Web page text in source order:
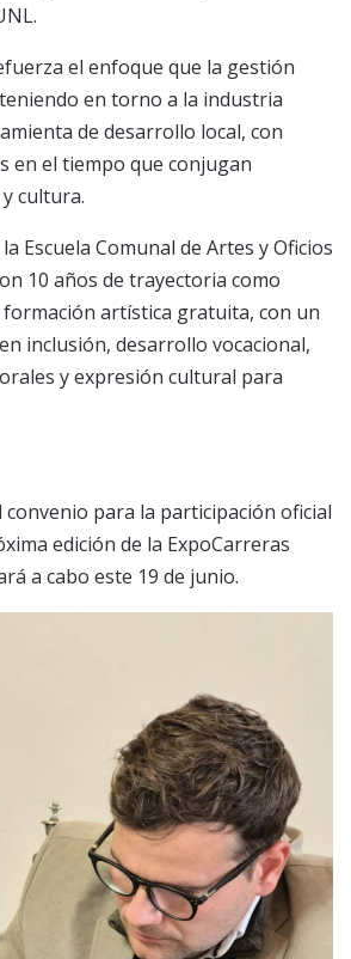
el enfoque que la gestión
en torno a la industria
de desarrollo local, con
en el tiempo que conjugan
cultura.
Escuela Comunal de Artes y Oficios
10 años de trayectoria como
artística gratuita, con un
inclusión, desarrollo vocacional,
y expresión cultural para
convenio para la participación oficial
edición de la ExpoCarreras
a cabo este 19 de junio.